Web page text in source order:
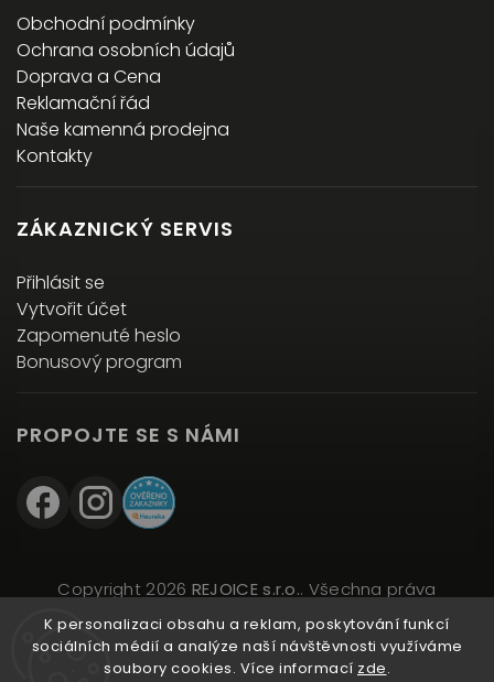
K personalizaci obsahu a reklam, poskytování funkcí
sociálních médií a analýze naší návštěvnosti využíváme
soubory cookies. Více informací zde.
Obchodní podmínky
Ochrana osobních údajů
Doprava a Cena
Reklamační řád
Naše kamenná prodejna
Kontakty
ZÁKAZNICKÝ SERVIS
Přihlásit se
Vytvořit účet
Zapomenuté heslo
Bonusový program
PROPOJTE SE S NÁMI
Copyright 2026 REJOICE s.r.o.. Všechna práva
vyhrazena.
Upravit nastavení cookies
VytvořilShoptet| DesignShoptak.cz